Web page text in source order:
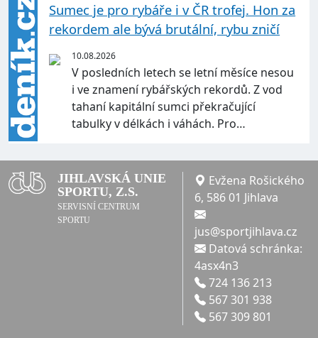
Sumec je pro rybáře i v ČR trofej. Hon za
rekordem ale bývá brutální, rybu zničí
10.08.2026
V posledních letech se letní měsíce nesou
i ve znamení rybářských rekordů. Z vod
tahaní kapitální sumci překračující
tabulky v délkách i váhách. Pro…
JIHLAVSKÁ UNIE
SPORTU, Z.S.
SERVISNÍ CENTRUM
SPORTU
Evžena Rošického
6, 586 01 Jihlava
jus@sportjihlava.cz
Datová schránka:
4asx4n3
724 136 213
567 301 938
567 309 801